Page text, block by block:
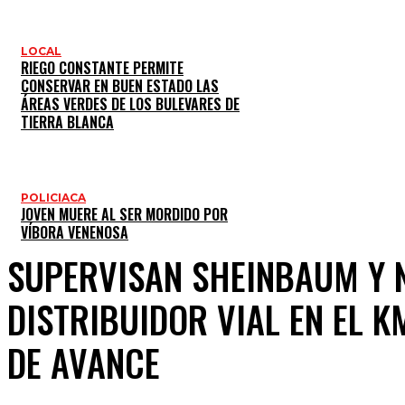
LOCAL
RIEGO CONSTANTE PERMITE
CONSERVAR EN BUEN ESTADO LAS
ÁREAS VERDES DE LOS BULEVARES DE
TIERRA BLANCA
POLICIACA
JOVEN MUERE AL SER MORDIDO POR
VÍBORA VENENOSA
SUPERVISAN SHEINBAUM Y
DISTRIBUIDOR VIAL EN EL
DE AVANCE